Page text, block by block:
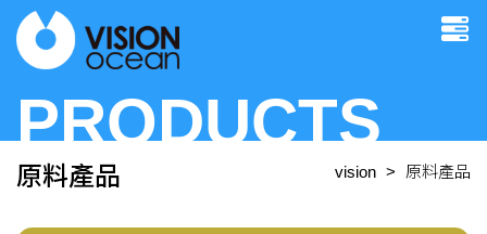
PRODUCTS
原料產品 vision 原料產品